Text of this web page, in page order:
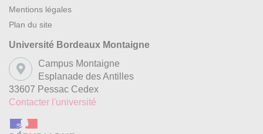
Mentions légales
Plan du site
Université Bordeaux Montaigne
Campus Montaigne
Esplanade des Antilles
33607 Pessac Cedex
Contacter l'université